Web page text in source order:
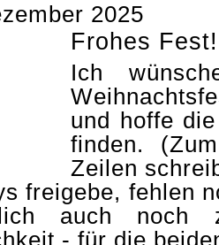
2025
Frohes Fest!
Ich
und hoffe
finden.
Zeilen
freigebe, fehlen
auch noch
- für die